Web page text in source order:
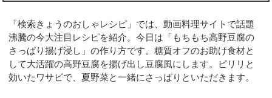
「検索きょうのおしゃレシピ」では、動画料理サイトで話題
沸騰の今大注目レシピを紹介。今日は「もちもち高野豆腐の
さっぱり揚げ浸し」の作り方です。糖質オフのお助け食材と
して大活躍の高野豆腐を揚げ出し豆腐風にします。ピリリと
効いたワサビで、夏野菜と一緒にさっぱりといただきます。